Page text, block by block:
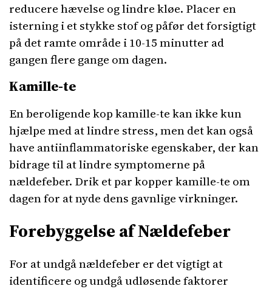
reducere hævelse og lindre kløe. Placer en
isterning i et stykke stof og påfør det forsigtigt
på det ramte område i 10-15 minutter ad
gangen flere gange om dagen.
Kamille-te
En beroligende kop kamille-te kan ikke kun
hjælpe med at lindre stress, men det kan også
have antiinflammatoriske egenskaber, der kan
bidrage til at lindre symptomerne på
nældefeber. Drik et par kopper kamille-te om
dagen for at nyde dens gavnlige virkninger.
Forebyggelse af Nældefeber
For at undgå nældefeber er det vigtigt at
identificere og undgå udløsende faktorer